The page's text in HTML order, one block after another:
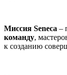
Миссия Seneca –
команду,
к созданию